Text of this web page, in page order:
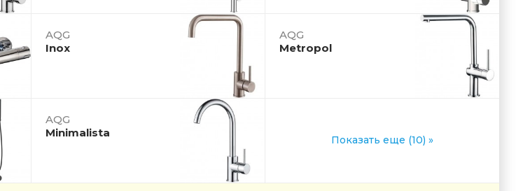
AQG
Inox
AQG
Metropol
AQG
Minimalista
Показать еще (10) »